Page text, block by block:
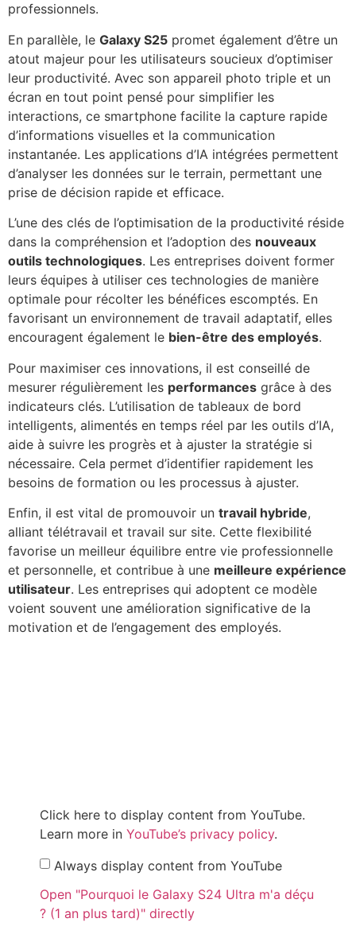
professionnels.
En parallèle, le Galaxy S25 promet également d’être un
atout majeur pour les utilisateurs soucieux d’optimiser
leur productivité. Avec son appareil photo triple et un
écran en tout point pensé pour simplifier les
interactions, ce smartphone facilite la capture rapide
d’informations visuelles et la communication
instantanée. Les applications d’IA intégrées permettent
d’analyser les données sur le terrain, permettant une
prise de décision rapide et efficace.
L’une des clés de l’optimisation de la productivité réside
dans la compréhension et l’adoption des nouveaux
outils technologiques. Les entreprises doivent former
leurs équipes à utiliser ces technologies de manière
optimale pour récolter les bénéfices escomptés. En
favorisant un environnement de travail adaptatif, elles
encouragent également le bien-être des employés.
Pour maximiser ces innovations, il est conseillé de
mesurer régulièrement les performances grâce à des
indicateurs clés. L’utilisation de tableaux de bord
intelligents, alimentés en temps réel par les outils d’IA,
aide à suivre les progrès et à ajuster la stratégie si
nécessaire. Cela permet d’identifier rapidement les
besoins de formation ou les processus à ajuster.
Enfin, il est vital de promouvoir un travail hybride,
alliant télétravail et travail sur site. Cette flexibilité
favorise un meilleur équilibre entre vie professionnelle
et personnelle, et contribue à une meilleure expérience
utilisateur. Les entreprises qui adoptent ce modèle
voient souvent une amélioration significative de la
motivation et de l’engagement des employés.
Click here to display content from YouTube.
Learn more in YouTube’s privacy policy.
Always display content from YouTube
Open "Pourquoi le Galaxy S24 Ultra m'a déçu
? (1 an plus tard)" directly